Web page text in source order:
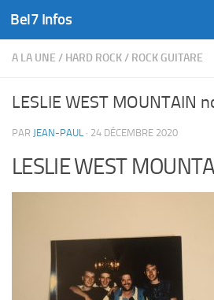
Skip to content
Bel7 Infos
A LA UNE / HARD ROCK/ ROCK GUITARE
LESLIE WEST MOUNTAIN
PAR JEAN-PAUL · 24 DÉCEMBRE 2020
LESLIE WEST